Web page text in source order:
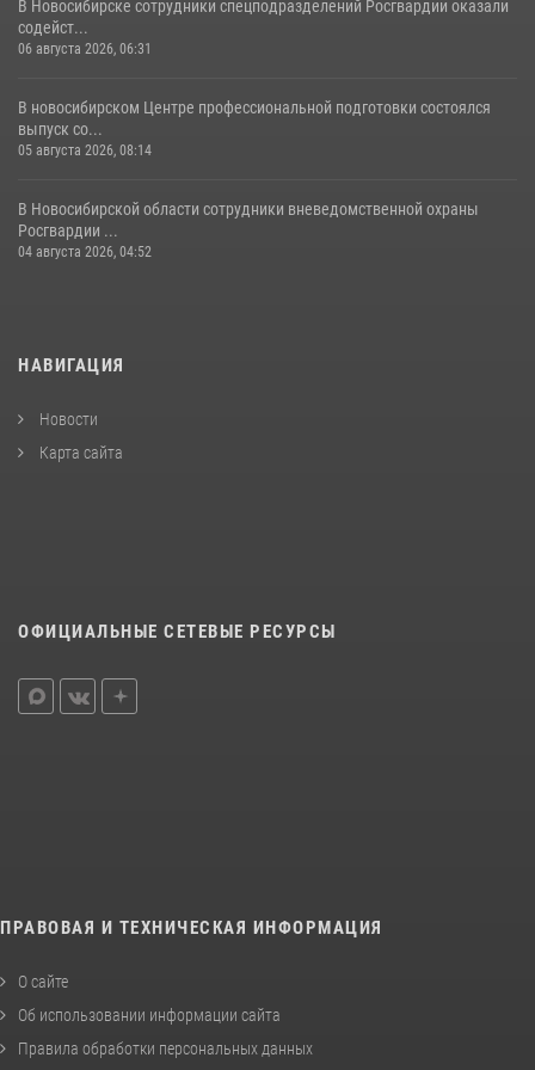
В Новосибирске сотрудники спецподразделений Росгвардии оказали
содейст...
06 августа 2026, 06:31
В новосибирском Центре профессиональной подготовки состоялся
выпуск со...
05 августа 2026, 08:14
В Новосибирской области сотрудники вневедомственной охраны
Росгвардии ...
04 августа 2026, 04:52
НАВИГАЦИЯ
Новости
Карта сайта
ОФИЦИАЛЬНЫЕ СЕТЕВЫЕ РЕСУРСЫ
ПРАВОВАЯ И ТЕХНИЧЕСКАЯ ИНФОРМАЦИЯ
О сайте
Об использовании информации сайта
Правила обработки персональных данных